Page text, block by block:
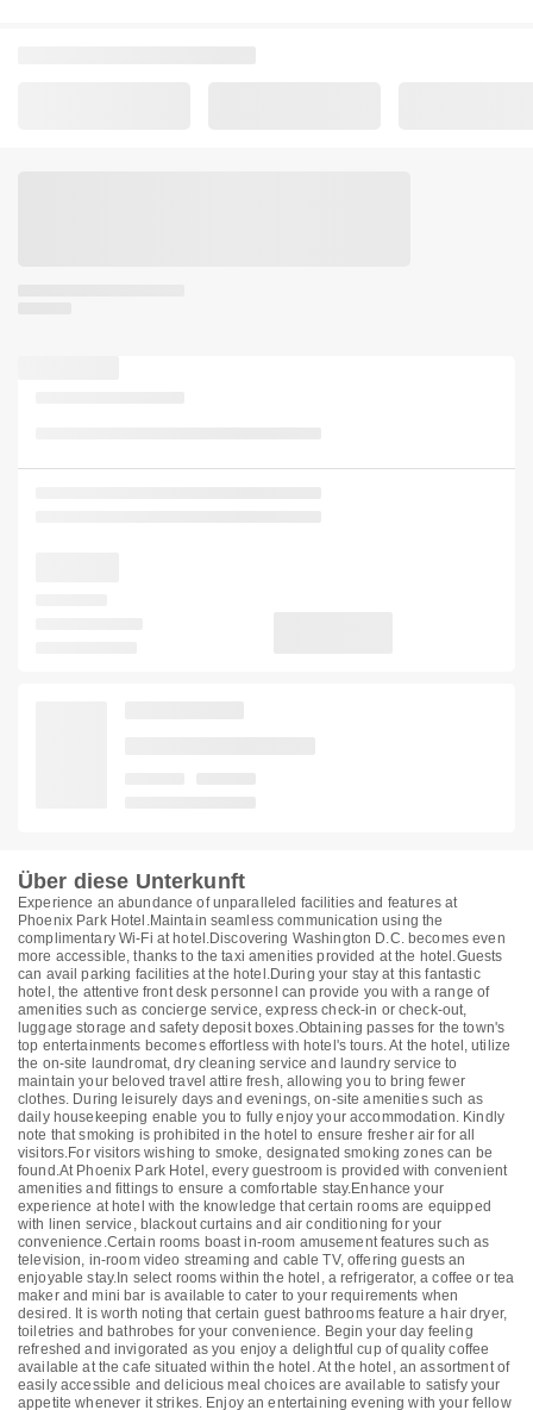
Über diese Unterkunft
Experience an abundance of unparalleled facilities and features at
Phoenix Park Hotel.Maintain seamless communication using the
complimentary Wi-Fi at hotel.Discovering Washington D.C. becomes even
more accessible, thanks to the taxi amenities provided at the hotel.Guests
can avail parking facilities at the hotel.During your stay at this fantastic
hotel, the attentive front desk personnel can provide you with a range of
amenities such as concierge service, express check-in or check-out,
luggage storage and safety deposit boxes.Obtaining passes for the town's
top entertainments becomes effortless with hotel's tours. At the hotel, utilize
the on-site laundromat, dry cleaning service and laundry service to
maintain your beloved travel attire fresh, allowing you to bring fewer
clothes. During leisurely days and evenings, on-site amenities such as
daily housekeeping enable you to fully enjoy your accommodation. Kindly
note that smoking is prohibited in the hotel to ensure fresher air for all
visitors.For visitors wishing to smoke, designated smoking zones can be
found.At Phoenix Park Hotel, every guestroom is provided with convenient
amenities and fittings to ensure a comfortable stay.Enhance your
experience at hotel with the knowledge that certain rooms are equipped
with linen service, blackout curtains and air conditioning for your
convenience.Certain rooms boast in-room amusement features such as
television, in-room video streaming and cable TV, offering guests an
enjoyable stay.In select rooms within the hotel, a refrigerator, a coffee or tea
maker and mini bar is available to cater to your requirements when
desired. It is worth noting that certain guest bathrooms feature a hair dryer,
toiletries and bathrobes for your convenience. Begin your day feeling
refreshed and invigorated as you enjoy a delightful cup of quality coffee
available at the cafe situated within the hotel. At the hotel, an assortment of
easily accessible and delicious meal choices are available to satisfy your
appetite whenever it strikes. Enjoy an entertaining evening with your fellow